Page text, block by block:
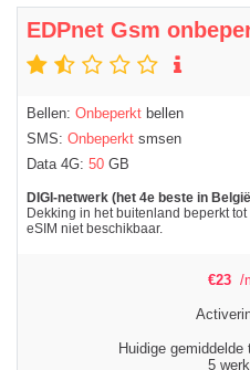
EDPnet Gsm
Bellen: Onbeperkt bellen
SMS: Onbeperkt smsen
Data 4G: 50 GB
DIGI-netwerk (het 4e beste in
Dekking in het buitenland beperkt tot
eSIM niet beschikbaar.
€23 /
Huidige
5